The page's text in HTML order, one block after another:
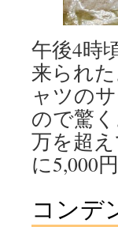
午後4時
来られ
ャツの
ので驚
万を超
に5,000
コンデ